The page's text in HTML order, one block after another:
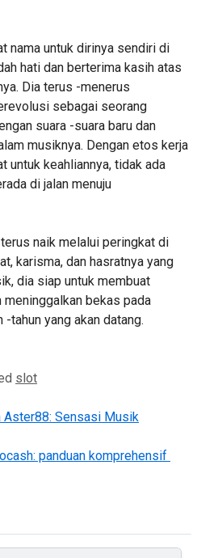
nama untuk dirinya sendiri di
hati dan berterima kasih atas
Dia terus -menerus
sebagai seorang
suara -suara baru dan
musiknya. Dengan etos kerja
untuk keahliannya, tidak ada
di jalan menuju
naik melalui peringkat di
karisma, dan hasratnya yang
dia siap untuk membuat
bekas pada
tahun yang akan datang.
slot
Aster88: Sensasi Musik
panduan komprehensif